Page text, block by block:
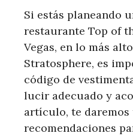
Si estás planeando
restaurante Top of
Vegas, en lo más
Stratosphere, es
código de
lucir adecuado y
artículo, te daremos
recomendaciones